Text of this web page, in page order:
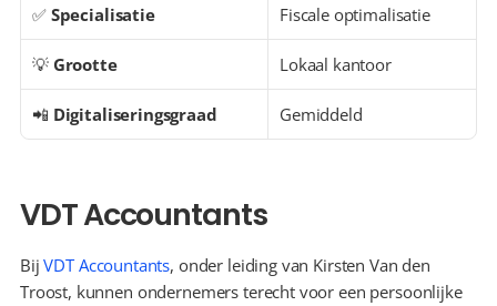
✅ Specialisatie Fiscale optimalisatie
💡 Grootte Lokaal kantoor
📲 Digitaliseringsgraad Gemiddeld
VDT Accountants
Bij VDT Accountants, onder leiding van Kirsten Van den
Troost, kunnen ondernemers terecht voor een persoonlijke